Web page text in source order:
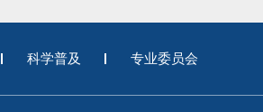
科学普及 专业委员会